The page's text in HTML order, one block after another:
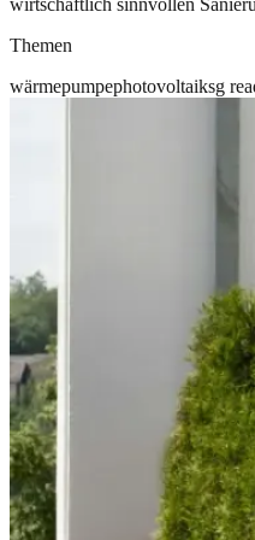
Themen
wärmepumpephotovoltaiksg